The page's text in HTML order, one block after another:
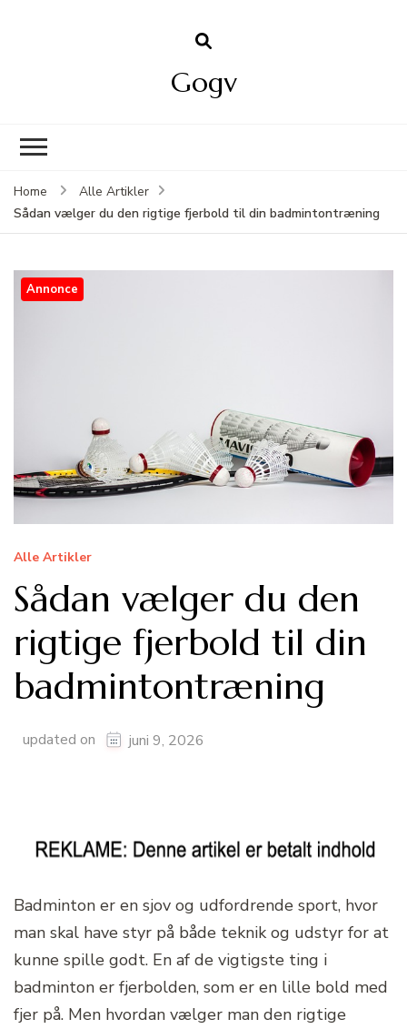
Gogv
Home
Alle Artikler
Sådan vælger du den rigtige fjerbold til din badmintontræning
Annonce
Alle Artikler
Sådan vælger du den
rigtige fjerbold til din
badmintontræning
updated on juni 9, 2026
Badminton er en sjov og udfordrende sport, hvor
man skal have styr på både teknik og udstyr for at
kunne spille godt. En af de vigtigste ting i
badminton er fjerbolden, som er en lille bold med
fjer på. Men hvordan vælger man den rigtige